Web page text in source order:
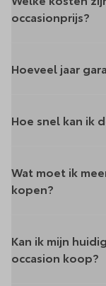
occasionprijs?
Hoeveel jaar
Hoe snel kan ik
Wat moet ik
kopen?
Kan ik mijn
occasion koop?